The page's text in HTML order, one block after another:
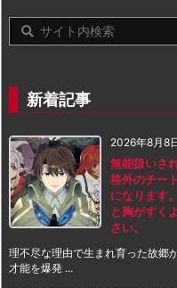
新着記事
2026年8月8
無能扱いさ
格外のチー
になります
と胸がすく
さい。
理不尽な理由で生まれ育った故郷
才能を爆発 ...